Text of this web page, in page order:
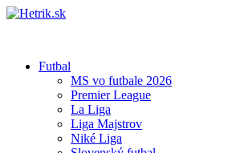
Futbal
MS vo futbale 2026
Premier League
La Liga
Liga Majstrov
Niké Liga